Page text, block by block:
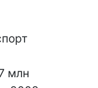
млн